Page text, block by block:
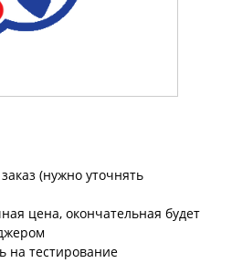
(нужно уточнять
цена, окончательная будет
на тестирование